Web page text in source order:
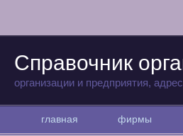
Справочник
организации и предприятия,
главная фирмы